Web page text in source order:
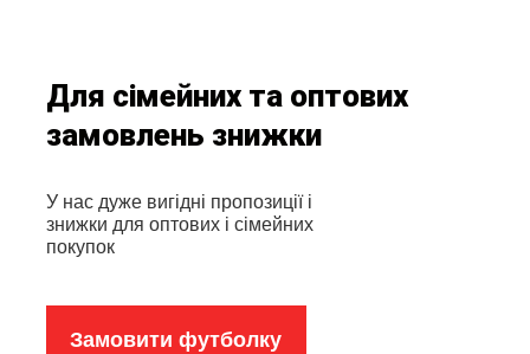
Для сімейних та оптових
замовлень знижки
У нас дуже вигідні пропозиції і
знижки для оптових і сімейних
покупок
Замовити футболку